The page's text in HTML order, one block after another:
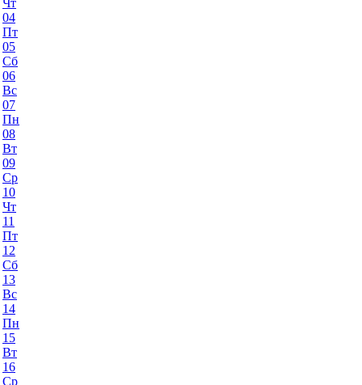
Чт
04
Пт
05
Сб
06
Вс
07
Пн
08
Вт
09
Ср
10
Чт
11
Пт
12
Сб
13
Вс
14
Пн
15
Вт
16
Ср